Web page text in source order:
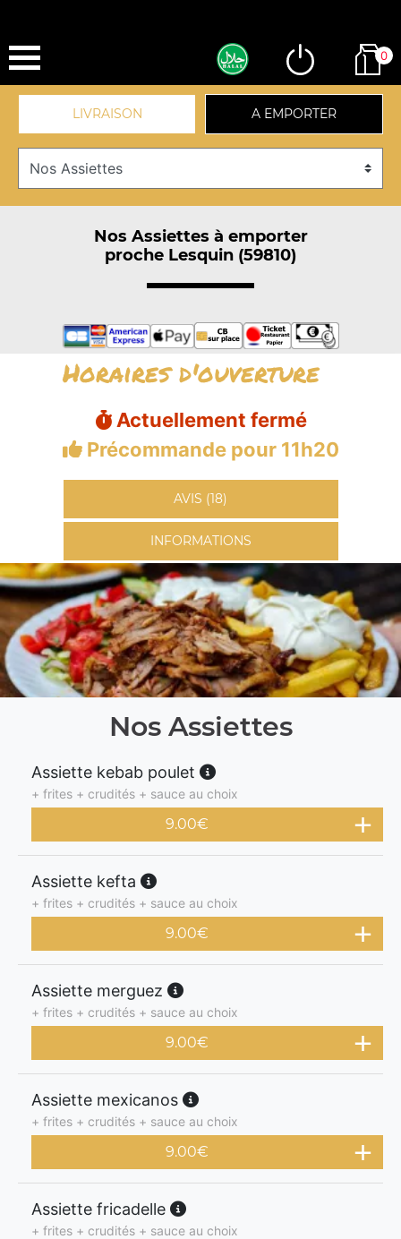
0
LIVRAISON A EMPORTER
Nos Assiettes à emporter
proche Lesquin (59810)
Horaires d'ouverture
Actuellement fermé
Précommande pour 11h20
AVIS (18)
INFORMATIONS
Nos Assiettes
Assiette kebab poulet
+ frites + crudités + sauce au choix
9.00€
Assiette kefta
+ frites + crudités + sauce au choix
9.00€
Assiette merguez
+ frites + crudités + sauce au choix
9.00€
Assiette mexicanos
+ frites + crudités + sauce au choix
9.00€
Assiette fricadelle
+ frites + crudités + sauce au choix